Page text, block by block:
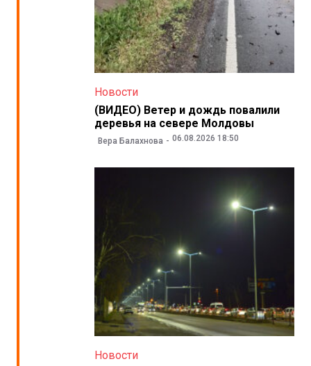
Новости
(ВИДЕО) Ветер и дождь повалили
деревья на севере Молдовы
Вера Балахнова 06.08.2026 18:50
Новости